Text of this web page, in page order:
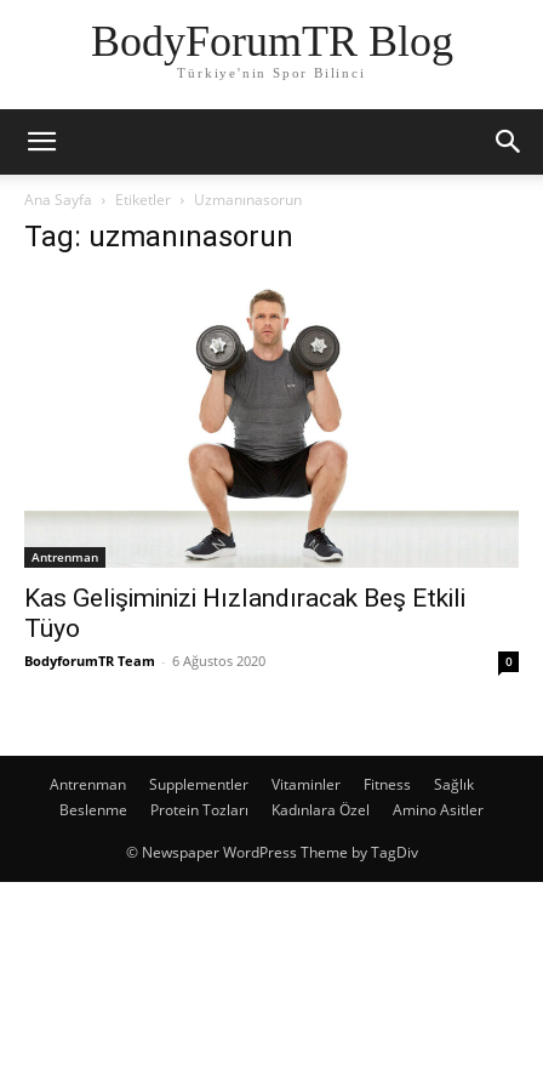
BodyForumTR Blog
Türkiye'nin Spor Bilinci
Ana Sayfa Etiketler Uzmanınasorun
Tag: uzmanınasorun
Antrenman
Kas Gelişiminizi Hızlandıracak Beş Etkili
Tüyo
BodyforumTR Team - 6 Ağustos 2020 0
Antrenman Supplementler Vitaminler Fitness
Sağlık
Beslenme
Protein Tozları Kadınlara Özel Amino Asitler
© Newspaper WordPress Theme by TagDiv